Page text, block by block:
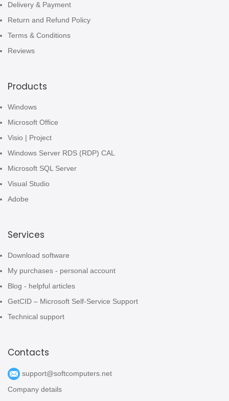
Delivery & Payment
Return and Refund Policy
Terms & Conditions
Reviews
Products
Windows
Microsoft Office
Visio | Project
Windows Server RDS (RDP) CAL
Microsoft SQL Server
Visual Studio
Adobe
Services
Download software
My purchases - personal account
Blog - helpful articles
GetCID – Microsoft Self-Service Support
Technical support
Contacts
support@softcomputers.net
Company details